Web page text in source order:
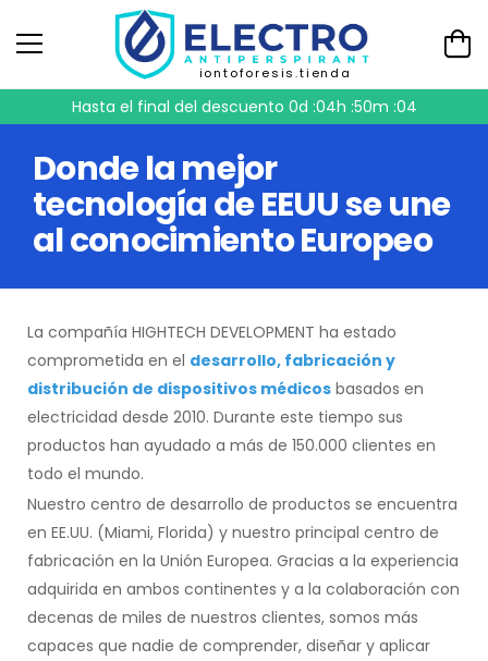
iontoforesis.tienda
Hasta el final del descuento 0d :04h :50m :04
Donde la mejor
tecnología de EEUU se une
al conocimiento Europeo
La compañía HIGHTECH DEVELOPMENT ha estado
comprometida en el desarrollo, fabricación y
distribución de dispositivos médicos basados en
electricidad desde 2010. Durante este tiempo sus
productos han ayudado a más de 150.000 clientes en
todo el mundo.
Nuestro centro de desarrollo de productos se encuentra
en EE.UU. (Miami, Florida) y nuestro principal centro de
fabricación en la Unión Europea. Gracias a la experiencia
adquirida en ambos continentes y a la colaboración con
decenas de miles de nuestros clientes, somos más
capaces que nadie de comprender, diseñar y aplicar